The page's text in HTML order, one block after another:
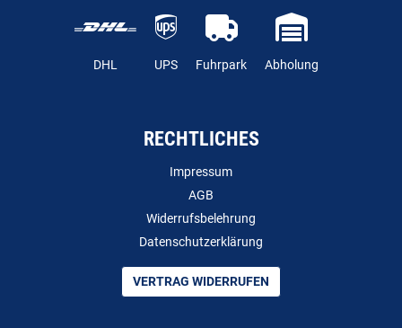
DHL UPS Fuhrpark Abholung
RECHTLICHES
Impressum
AGB
Widerrufsbelehrung
Datenschutzerklärung
VERTRAG WIDERRUFEN